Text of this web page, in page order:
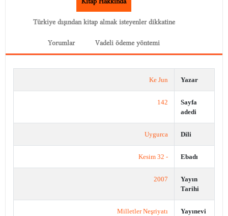
Türkiye dışından kitap almak isteyenler dikkatine
Vadeli ödeme yöntemi
Yorumlar
Yazar
Ke Jun
Sayfa
adedi
142
Dili
Uygurca
Ebadı
- 32 Kesim
Yayın
Tarihi
2007
Yayınevi
Milletler Neşriyatı